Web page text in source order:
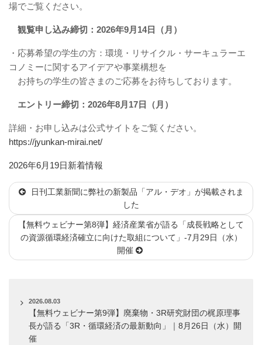
場でご覧ください。
観覧申し込み締切：2026年9月14日（月）
・応募希望の学生の方：環境・リサイクル・サーキュラーエ
コノミーに関するアイデアや事業構想を
お持ちの学生の皆さまのご応募をお待ちしております。
エントリー締切：2026年8月17日（月）
詳細・お申し込みは公式サイトをご覧ください。
https://jyunkan-mirai.net/
投
日:
2026年6月19日カ
ゴ
ー
新着情報
日刊工業新聞に弊社の新製品「アル・デオ」が掲載されま
した
【無料ウェビナー第8弾】経済産業省が語る「成長戦略として
の資源循環経済確立に向けた取組について」-7月29日（水）
開催
2026.08.03
【無料ウェビナー第9弾】廃棄物・3R研究財団の梶原理事
長が語る「3R・循環経済の最新動向」｜8月26日（水）開
催